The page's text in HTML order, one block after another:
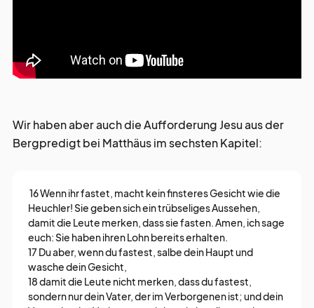
Wir haben aber auch die Aufforderung Jesu aus der
Bergpredigt bei Matthäus im sechsten Kapitel:
16 Wenn ihr fastet, macht kein finsteres Gesicht wie die
Heuchler! Sie geben sich ein trübseliges Aussehen,
damit die Leute merken, dass sie fasten. Amen, ich sage
euch: Sie haben ihren Lohn bereits erhalten.
17 Du aber, wenn du fastest, salbe dein Haupt und
wasche dein Gesicht,
18 damit die Leute nicht merken, dass du fastest,
sondern nur dein Vater, der im Verborgenen ist; und dein